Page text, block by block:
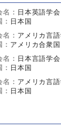
： 日本英語学会
日本国
： アメリカ言
アメリカ合衆国
： 日本言語学会
日本国
： アメリカ言
日本国